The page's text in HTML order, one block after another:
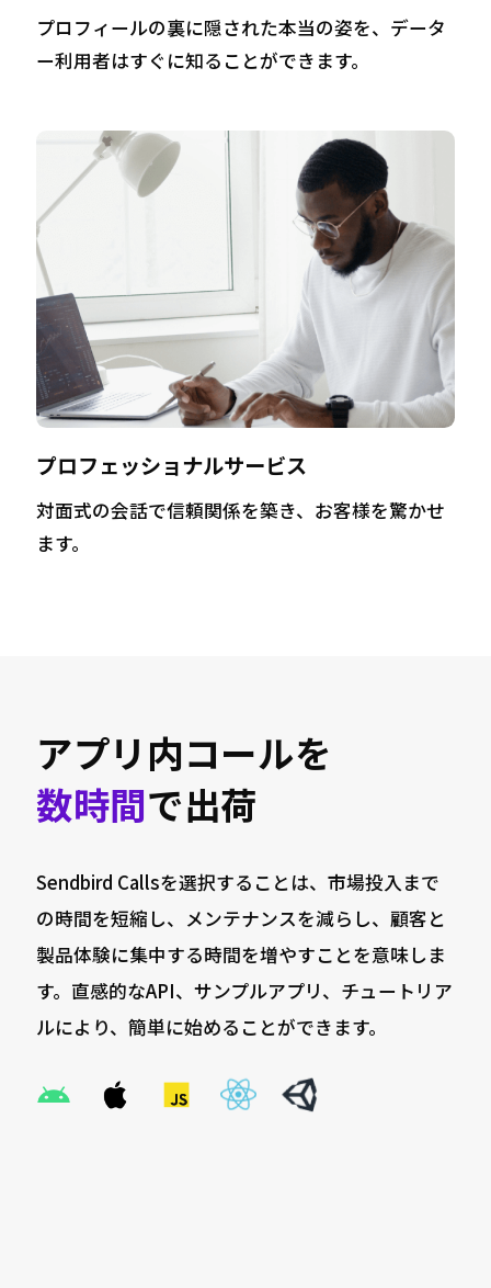
プロフィールの裏に隠された本当の姿を、データ
ー利用者はすぐに知ることができます。
プロフェッショナルサービス
対面式の会話で信頼関係を築き、お客様を驚かせ
ます。
アプリ内コールを
数時間 で出荷
Sendbird Callsを選択することは、市場投入まで
の時間を短縮し、メンテナンスを減らし、顧客と
製品体験に集中する時間を増やすことを意味しま
す。直感的なAPI、サンプルアプリ、チュートリア
ルにより、簡単に始めることができます。